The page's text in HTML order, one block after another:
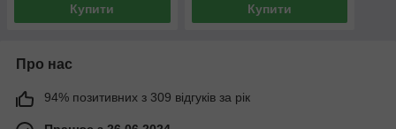
Купити Купити
Про нас
94% позитивних з 309 відгуків за рік